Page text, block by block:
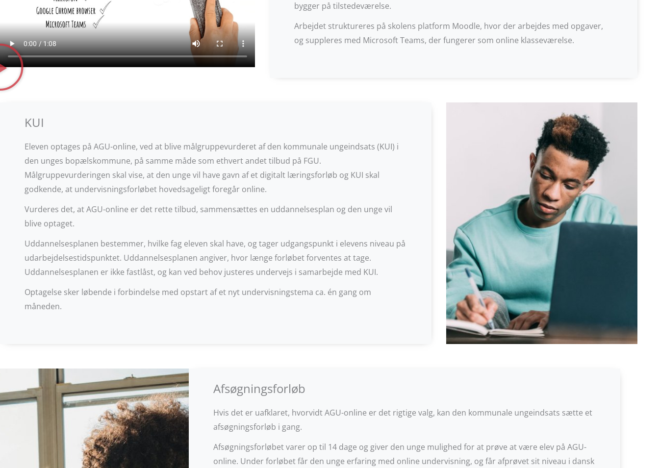
bygger på tilstedeværelse.
Arbejdet struktureres på skolens platform Moodle, hvor der arbejdes med opgaver,
og suppleres med Microsoft Teams, der fungerer som online klasseværelse.
KUI
Eleven optages på AGU-online, ved at blive målgruppevurderet af den kommunale ungeindsats (KUI) i
den unges bopælskommune, på samme måde som ethvert andet tilbud på FGU.
Målgruppevurderingen skal vise, at den unge vil have gavn af et digitalt læringsforløb og KUI skal
godkende, at undervisningsforløbet hovedsageligt foregår online.
Vurderes det, at AGU-online er det rette tilbud, sammensættes en uddannelsesplan og den unge vil
blive optaget.
Uddannelsesplanen bestemmer, hvilke fag eleven skal have, og tager udgangspunkt i elevens niveau på
udarbejdelsestidspunktet. Uddannelsesplanen angiver, hvor længe forløbet forventes at tage.
Uddannelsesplanen er ikke fastlåst, og kan ved behov justeres undervejs i samarbejde med KUI.
Optagelse sker løbende i forbindelse med opstart af et nyt undervisningstema ca. én gang om
måneden.
Afsøgningsforløb
Hvis det er uafklaret, hvorvidt AGU-online er det rigtige valg, kan den kommunale ungeindsats sætte et
afsøgningsforløb i gang.
Afsøgningsforløbet varer op til 14 dage og giver den unge mulighed for at prøve at være elev på AGU-
online. Under forløbet får den unge erfaring med online undervisning, og får afprøvet sit niveau i dansk